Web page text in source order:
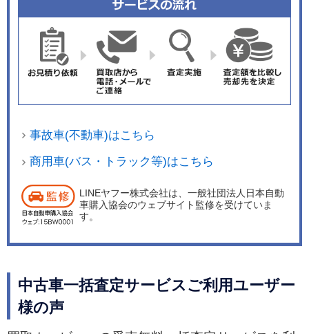
事故車(不動車)はこちら
商用車(バス・トラック等)はこちら
LINEヤフー株式会社は、一般社団法人日本自動
車購入協会のウェブサイト監修を受けていま
す。
中古車一括査定サービスご利用ユーザー
様の声